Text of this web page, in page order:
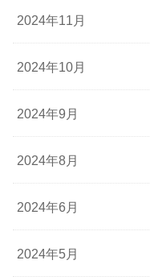
2024年11月
2024年10月
2024年9月
2024年8月
2024年6月
2024年5月